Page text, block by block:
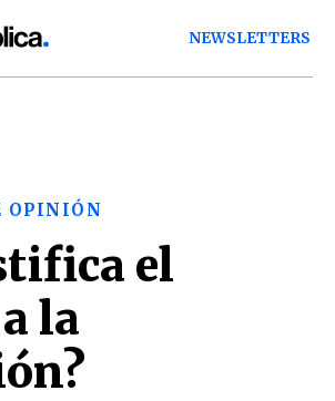
NEWSLETTERS
OPINIÓN
el
la